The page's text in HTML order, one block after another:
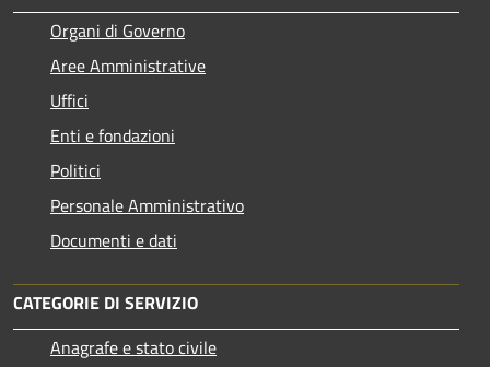
Organi di Governo
Aree Amministrative
Uffici
Enti e fondazioni
Politici
Personale Amministrativo
Documenti e dati
CATEGORIE DI SERVIZIO
Anagrafe e stato civile